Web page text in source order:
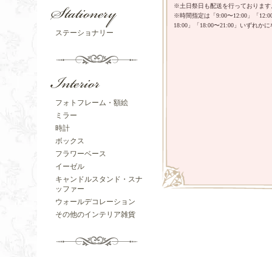
ステーショナリー
フォトフレーム・額絵
ミラー
時計
ボックス
フラワーベース
イーゼル
キャンドルスタンド・スナ
ッファー
ウォールデコレーション
その他のインテリア雑貨
※土日祭日も配送を行っております
※時間指定は「9:00〜12:00」「
18:00」「18:00〜21:00」いずれか